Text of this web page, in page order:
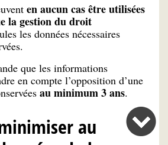
en aucun cas être utilisées
la gestion du droit
les données nécessaires
que les informations
en compte l’opposition d’une
au minimum 3 ans.
au